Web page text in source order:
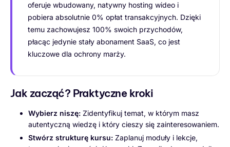
oferuje wbudowany, natywny hosting wideo i
pobiera absolutnie 0% opłat transakcyjnych. Dzięki
temu zachowujesz 100% swoich przychodów,
płacąc jedynie stały abonament SaaS, co jest
kluczowe dla ochrony marży.
Jak zacząć? Praktyczne kroki
Wybierz niszę: Zidentyfikuj temat, w którym masz
autentyczną wiedzę i który cieszy się zainteresowaniem.
Stwórz strukturę kursu: Zaplanuj moduły i lekcje,